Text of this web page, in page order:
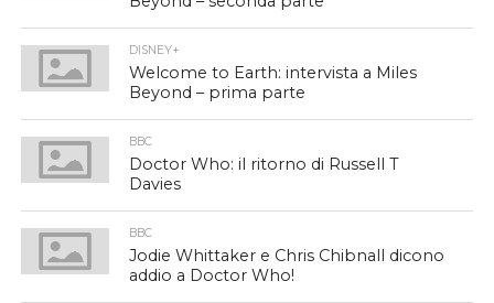
DISNEY+
Welcome to Earth: intervista a Miles
Beyond – prima parte
BBC
Doctor Who: il ritorno di Russell T
Davies
BBC
Jodie Whittaker e Chris Chibnall dicono
addio a Doctor Who!